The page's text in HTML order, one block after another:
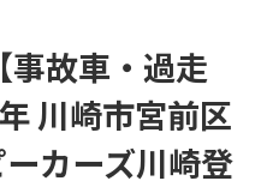
事故車・過走
川崎市宮前区
カーズ川崎登